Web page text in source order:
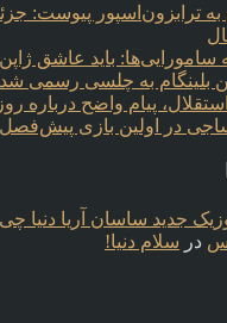
ترابزون‌اسپور پیوست:
سامورایی‌ها: باید عاشق
بلینگام به چلسی رسمی شد
پیام واضح درباره
در اولین بازی پیش‌فصل
جدید ساسان آریا دنیا
در سلام دنیا!